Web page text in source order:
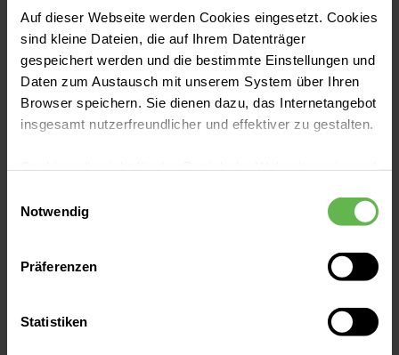
Auf dieser Webseite werden Cookies eingesetzt. Cookies
sind kleine Dateien, die auf Ihrem Datenträger
gespeichert werden und die bestimmte Einstellungen und
Daten zum Austausch mit unserem System über Ihren
Browser speichern. Sie dienen dazu, das Internetangebot
insgesamt nutzerfreundlicher und effektiver zu gestalten.
eingesetzt werden.
Es steht Ihnen frei, unsere Seite mit nur den notwendigen
Cookies zu benutzen, eine individuelle Auswahl
oder durch Auswahl von „Alle Cookies akzeptieren“ in die
Notwendig
Präferenzen
Statistiken
Mehr erfahren
Mehr erfahren